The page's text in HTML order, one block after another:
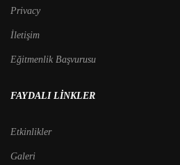
Privacy
İletişim
Eğitmenlik Başvurusu
FAYDALI LINKLER
Etkinlikler
Galeri